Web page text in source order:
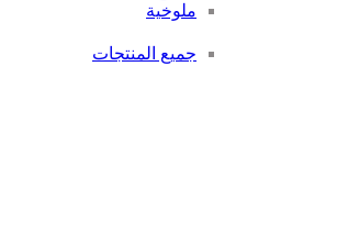
ملوخية
جميع المنتجات